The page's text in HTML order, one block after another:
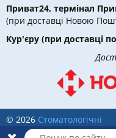
Приват24, термінал
(при доставці Новою
Кур'єру (при доставці
© 2026 Стоматологічні
інструменти, матеріали